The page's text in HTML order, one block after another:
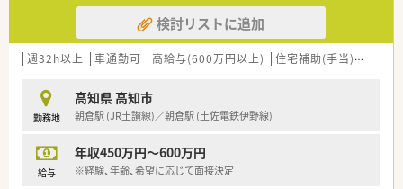
【法人特徴について】
■高知県を中心に30店舗以上を展開する安定した法人で、今後
も県内外への新規出店を計画している成長著しいグループ企業
■在宅業務にも注力しており、グループ全体で700件以上の実績
があるため、外来調剤以外の幅広い知識を習得することが可能で
す。
ーも合同で参加する勉強会を年3回開催して知識を深めていま
す。
検討リストに追加
週32h以上 車通勤可 高給与(600万円以上) 住宅補助(手当)あり
勤務地
高知県 高知市
朝倉駅 (JR土讃線)／朝倉駅 (土佐電鉄伊野線)
給与
年収450万円～600万円
※経験、年齢、希望に応じて面接決定